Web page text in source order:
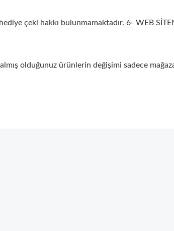
çeki hakkı bulunmamaktadır. 6- WEB
olduğunuz ürünlerin değişimi sadece